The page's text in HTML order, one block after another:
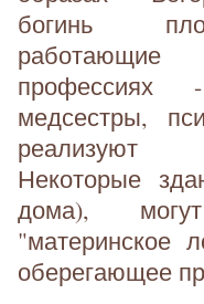
богинь
профессиях
медсестры,
реализуют
Некоторые
дома), могут
"материнское
оберегающее